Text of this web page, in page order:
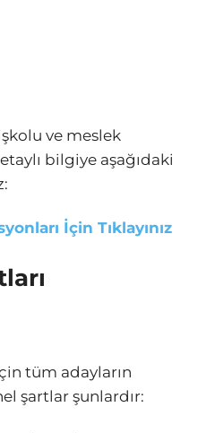
ve meslek
bilgiye aşağıdaki
İçin Tıklayınız
tüm adayların
şartlar şunlardır: